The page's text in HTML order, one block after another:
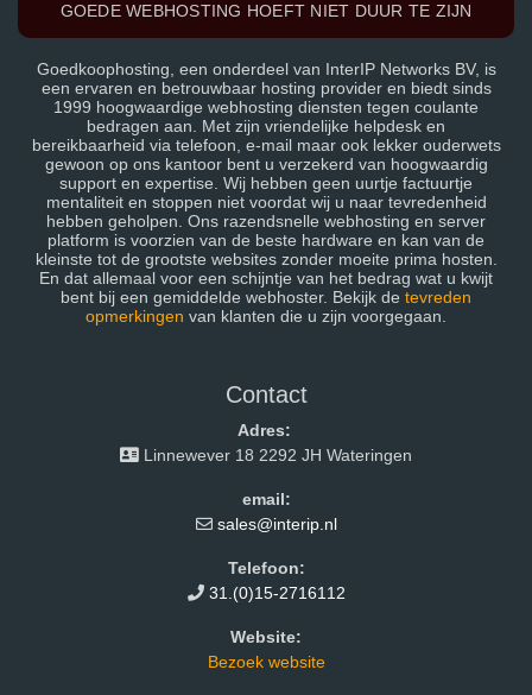
GOEDE WEBHOSTING HOEFT NIET DUUR TE ZIJN
Goedkoophosting, een onderdeel van InterIP Networks BV, is
een ervaren en betrouwbaar hosting provider en biedt sinds
1999 hoogwaardige webhosting diensten tegen coulante
bedragen aan. Met zijn vriendelijke helpdesk en
bereikbaarheid via telefoon, e-mail maar ook lekker ouderwets
gewoon op ons kantoor bent u verzekerd van hoogwaardig
support en expertise. Wij hebben geen uurtje factuurtje
mentaliteit en stoppen niet voordat wij u naar tevredenheid
hebben geholpen. Ons razendsnelle webhosting en server
platform is voorzien van de beste hardware en kan van de
kleinste tot de grootste websites zonder moeite prima hosten.
En dat allemaal voor een schijntje van het bedrag wat u kwijt
bent bij een gemiddelde webhoster. Bekijk de tevreden
opmerkingen van klanten die u zijn voorgegaan.
Contact
Adres:
Linnewever 18 2292 JH Wateringen
email:
sales@interip.nl
Telefoon:
31.(0)15-2716112
Website:
Bezoek website